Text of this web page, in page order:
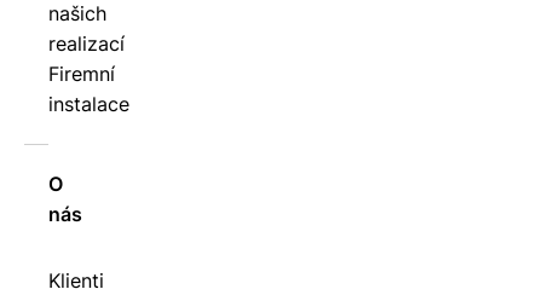
našich
realizací
Firemní
instalace
O
nás
Klienti